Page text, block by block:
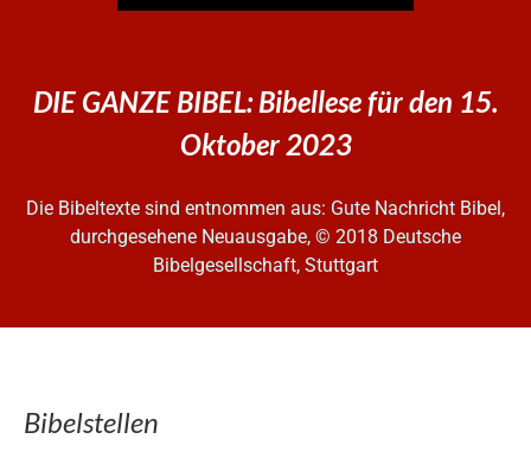
DIE GANZE BIBEL: Bibellese für den 15.
Oktober 2023
Die Bibeltexte sind entnommen aus: Gute Nachricht Bibel,
durchgesehene Neuausgabe, © 2018 Deutsche
Bibelgesellschaft, Stuttgart
Bibelstellen